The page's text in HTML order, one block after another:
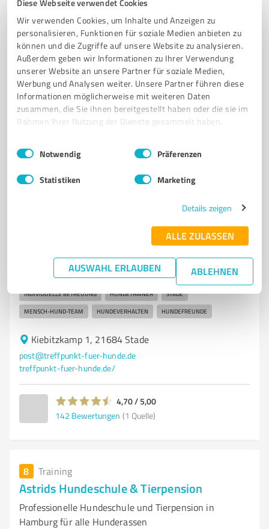
Diese Webseite verwendet Cookies
Wir verwenden Cookies, um Inhalte und Anzeigen zu
personalisieren, Funktionen für soziale Medien anbieten zu
können und die Zugriffe auf unsere Website zu analysieren.
Außerdem geben wir Informationen zu Ihrer Verwendung
unserer Website an unsere Partner für soziale Medien,
Werbung und Analysen weiter. Unsere Partner führen diese
Informationen möglicherweise mit weiteren Daten
zusammen, die Sie ihnen bereitgestellt haben oder die sie im
Rahmen Ihrer Nutzung der Dienste gesammelt haben.
Impressum Datenschutzbestimmungen
Einwilligungsauswahl
Notwendig Präferenzen
Statistiken Marketing
Details zeigen
ALLE ZULASSEN
AUSWAHL ERLAUBEN ABLEHNEN
Neuenkampsweg 3, 25337 Kölln-Reisiek
Tel. 04121 8302500
info@beatz-fitness.de
beatz-fitness.de/
4,00 / 5,00
7 Training
Professionelle Hundeschule in Stade für individuelle
HUNDESCHULE HUNDEAUSBILDUNG WELPENSCHULE
HUNDETRAINING HUNDESPORT POSITIVE VERSTÄRKUNG
INDIVIDUELLE BETREUUNG HUNDETRAINER STADE
MENSCH-HUND-TEAM HUNDEVERHALTEN HUNDEFREUNDE
Kiebitzkamp 1, 21684 Stade
post@treffpunkt-fuer-hunde.de
treffpunkt-fuer-hunde.de/
4,70 / 5,00
142 Bewertungen (1 Quelle)
8 Training
Astrids Hundeschule & Tierpension
Professionelle Hundeschule und Tierpension in
Hamburg für alle Hunderassen